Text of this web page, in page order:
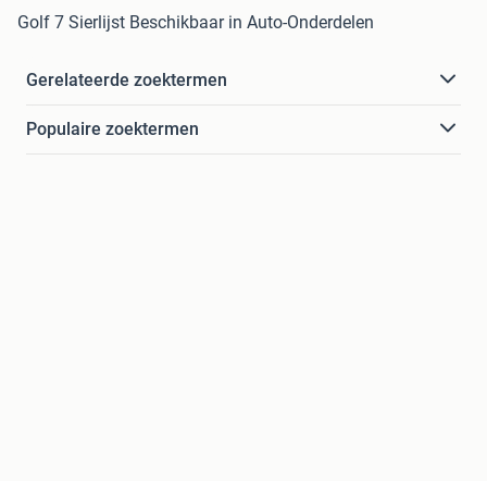
Golf 7 Sierlijst Beschikbaar in Auto-Onderdelen
Gerelateerde zoektermen
Populaire zoektermen